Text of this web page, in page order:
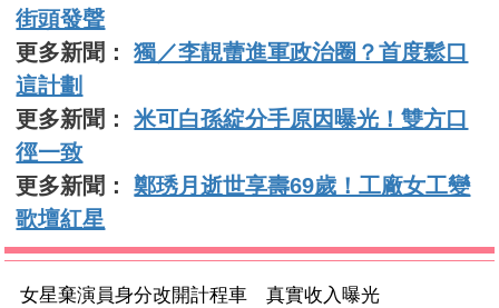
街頭發聲
更多新聞：獨／李靚蕾進軍政治圈？首度鬆口
這計劃
更多新聞：米可白孫綻分手原因曝光！雙方口
徑一致
更多新聞：鄭琇月逝世享壽69歲！工廠女工變
歌壇紅星
女星棄演員身分改開計程車 真實收入曝光